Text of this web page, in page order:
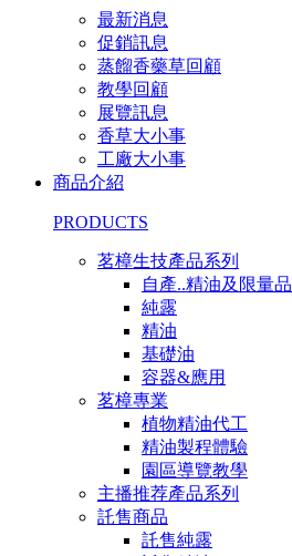
最新消息
促銷訊息
蒸餾香藥草回顧
教學回顧
展覽訊息
香草大小事
工廠大小事
商品介紹
PRODUCTS
茗樟生技產品系列
自產..精油及限量品
純露
精油
基礎油
容器&應用
茗樟專業
植物精油代工
精油製程體驗
園區導覽教學
主播推荐產品系列
託售商品
託售純露